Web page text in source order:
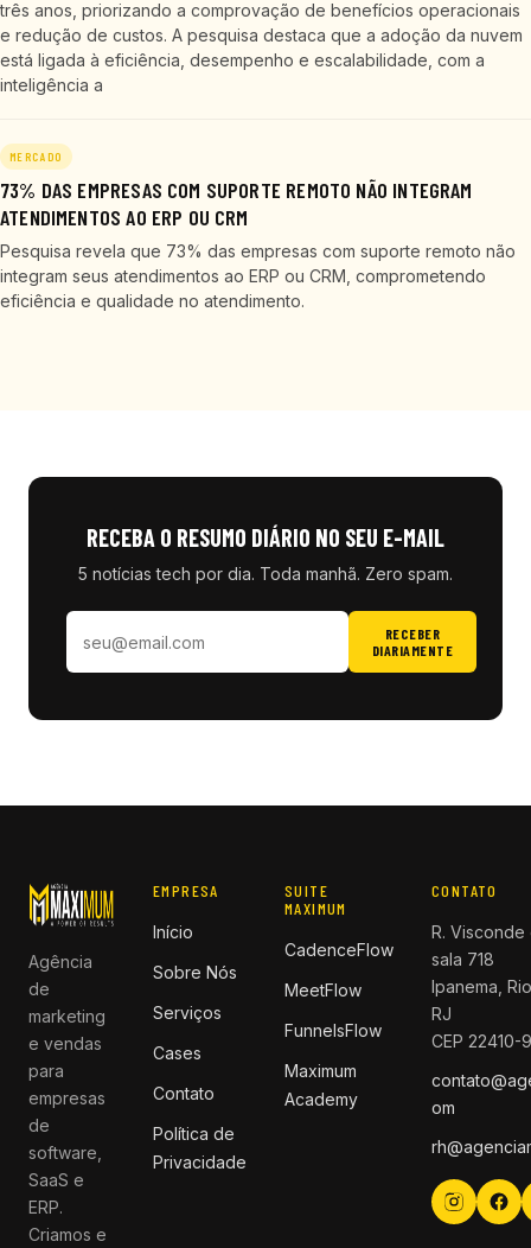
três anos, priorizando a comprovação de benefícios operacionais
e redução de custos. A pesquisa destaca que a adoção da nuvem
está ligada à eficiência, desempenho e escalabilidade, com a
inteligência a
MERCADO
73% DAS EMPRESAS COM SUPORTE REMOTO NÃO INTEGRAM
ATENDIMENTOS AO ERP OU CRM
Pesquisa revela que 73% das empresas com suporte remoto não
integram seus atendimentos ao ERP ou CRM, comprometendo
eficiência e qualidade no atendimento.
RECEBA O RESUMO DIÁRIO NO SEU E-MAIL
5 notícias tech por dia. Toda manhã. Zero spam.
RECEBER
DIARIAMENTE
Agência
de
marketing
e vendas
para
empresas
de
software,
SaaS e
ERP.
Criamos e
EMPRESA
Início
Sobre Nós
Serviços
Cases
Contato
Política de
Privacidade
SUITE
MAXIMUM
CadenceFlow
MeetFlow
FunnelsFlow
Maximum
Academy
CONTATO
R.
sala 718
Ipanema,
RJ
CEP 22410-
om